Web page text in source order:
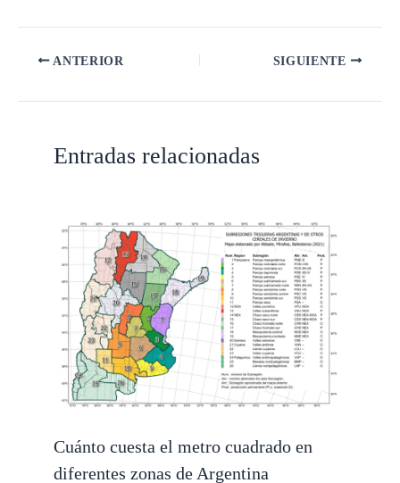
ANTERIOR SIGUIENTE
Entradas relacionadas
Cuánto cuesta el metro cuadrado en
diferentes zonas de Argentina